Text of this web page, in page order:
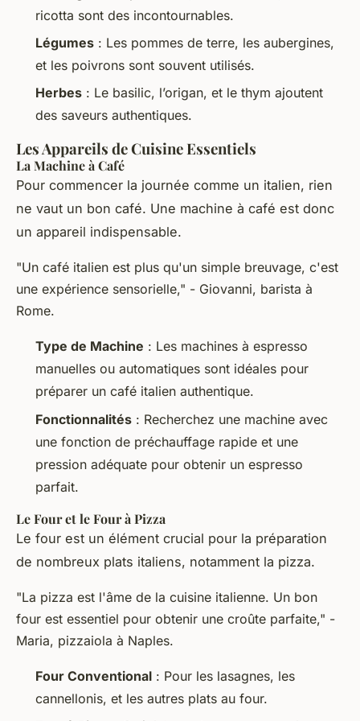
ricotta sont des incontournables.
Légumes : Les pommes de terre, les aubergines,
et les poivrons sont souvent utilisés.
Herbes : Le basilic, l’origan, et le thym ajoutent
des saveurs authentiques.
Les Appareils de Cuisine Essentiels
La Machine à Café
Pour commencer la journée comme un italien, rien
ne vaut un bon café. Une machine à café est donc
un appareil indispensable.
"Un café italien est plus qu'un simple breuvage, c'est
une expérience sensorielle," - Giovanni, barista à
Rome.
Type de Machine : Les machines à espresso
manuelles ou automatiques sont idéales pour
préparer un café italien authentique.
Fonctionnalités : Recherchez une machine avec
une fonction de préchauffage rapide et une
pression adéquate pour obtenir un espresso
parfait.
Le Four et le Four à Pizza
Le four est un élément crucial pour la préparation
de nombreux plats italiens, notamment la pizza.
"La pizza est l'âme de la cuisine italienne. Un bon
four est essentiel pour obtenir une croûte parfaite," -
Maria, pizzaiola à Naples.
Four Conventional : Pour les lasagnes, les
cannellonis, et les autres plats au four.